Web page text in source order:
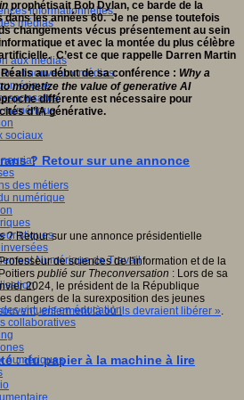
informationnelles
médias
aux médias
et nouveaux médias
numérique
sociaux
des métiers
numérique
Numérique de Travail
virtuels en éducation
collaboratives
numériques
prophétisait Bob Dylan, ce barde de la
les années 60. Je ne pense toutefois
changements vécus présentement au sein
et avec la montée du plus célèbre
C’est ce que rappelle Darren Martin
au début de sa conférence : Why a
monetize the value of generative AI
différente est nécessaire pour
d’IA générative.
? Retour sur une annonce
de sciences de l'information et de la
publié sur Theconversation : Lors de sa
2024, le président de la République
dangers de la surexposition des jeunes
enferment là où ils devraient libérer »
: du papier à la machine à lire